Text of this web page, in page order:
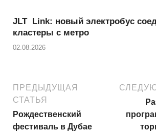
JLT Link: новый электробус
кластеры с метро
02.08.2026
ПРЕДЫДУЩАЯ
СТАТЬЯ
Рождественский
фестиваль в Дубае